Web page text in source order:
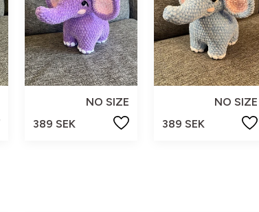
NO SIZE
389 SEK
NO SIZE
389 SEK